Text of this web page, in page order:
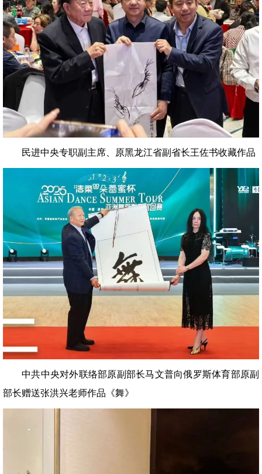
民进中央专职副主席、原黑龙江省副省长王佐书收藏作品
中共中央对外联络部原副部长马文普向俄罗斯体育部原副
部长赠送张洪兴老师作品《舞》